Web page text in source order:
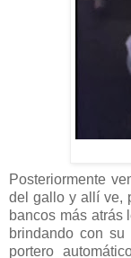
Posteriormente
del gallo y allí ve,
bancos más atrás
brindando con
portero